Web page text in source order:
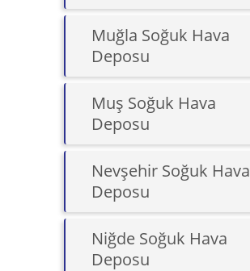
Muğla Soğuk Hava
Deposu
Muş Soğuk Hava
Deposu
Nevşehir Soğuk Hava
Deposu
Niğde Soğuk Hava
Deposu